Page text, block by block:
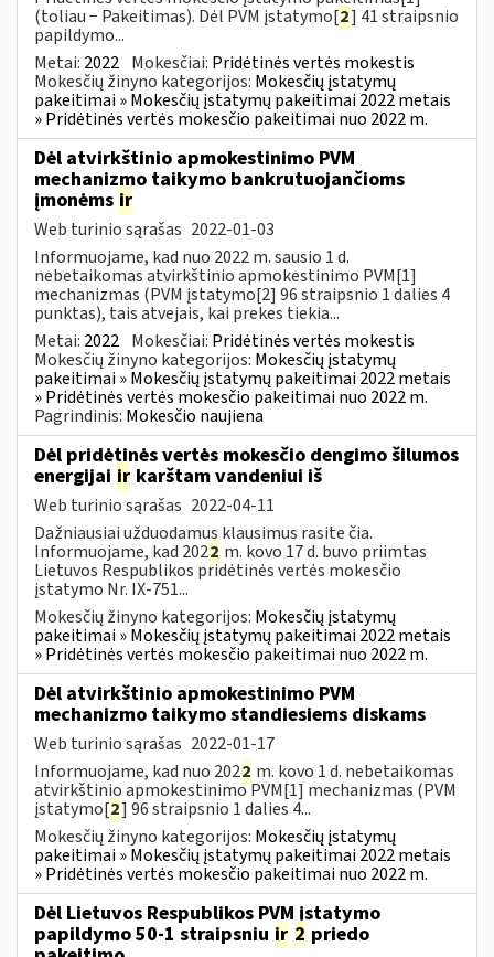
(toliau − Pakeitimas). Dėl PVM įstatymo[2] 41 straipsnio
papildymo...
Metai: 2022 Mokesčiai: Pridėtinės vertės mokestis
Mokesčių žinyno kategorijos: Mokesčių įstatymų
pakeitimai » Mokesčių įstatymų pakeitimai 2022 metais
» Pridėtinės vertės mokesčio pakeitimai nuo 2022 m.
Dėl atvirkštinio apmokestinimo PVM
mechanizmo taikymo bankrutuojančioms
įmonėms ir
Web turinio sąrašas 2022-01-03
Informuojame, kad nuo 2022 m. sausio 1 d.
nebetaikomas atvirkštinio apmokestinimo PVM[1]
mechanizmas (PVM įstatymo[2] 96 straipsnio 1 dalies 4
punktas), tais atvejais, kai prekes tiekia...
Metai: 2022 Mokesčiai: Pridėtinės vertės mokestis
Mokesčių žinyno kategorijos: Mokesčių įstatymų
pakeitimai » Mokesčių įstatymų pakeitimai 2022 metais
» Pridėtinės vertės mokesčio pakeitimai nuo 2022 m.
Pagrindinis: Mokesčio naujiena
Dėl pridėtinės vertės mokesčio dengimo šilumos
energijai ir karštam vandeniui iš
Web turinio sąrašas 2022-04-11
Dažniausiai užduodamus klausimus rasite čia.
Informuojame, kad 2022 m. kovo 17 d. buvo priimtas
Lietuvos Respublikos pridėtinės vertės mokesčio
įstatymo Nr. IX-751...
Mokesčių žinyno kategorijos: Mokesčių įstatymų
pakeitimai » Mokesčių įstatymų pakeitimai 2022 metais
» Pridėtinės vertės mokesčio pakeitimai nuo 2022 m.
Dėl atvirkštinio apmokestinimo PVM
mechanizmo taikymo standiesiems diskams
Web turinio sąrašas 2022-01-17
Informuojame, kad nuo 2022 m. kovo 1 d. nebetaikomas
atvirkštinio apmokestinimo PVM[1] mechanizmas (PVM
įstatymo[2] 96 straipsnio 1 dalies 4...
Mokesčių žinyno kategorijos: Mokesčių įstatymų
pakeitimai » Mokesčių įstatymų pakeitimai 2022 metais
» Pridėtinės vertės mokesčio pakeitimai nuo 2022 m.
Dėl Lietuvos Respublikos PVM įstatymo
papildymo 50-1 straipsniu ir 2 priedo